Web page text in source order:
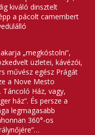
kiváló dinsztelt
a pácolt camembert
„megkóstolni”,
üzletei, kávézói,
művész egész Prágát
a Nove Mesto
Ház, vagy,
ház”. És persze a
legmagasabb
360°-os